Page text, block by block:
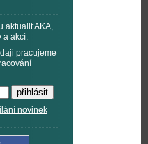
aktualit AKA,
a akcí:
pracujeme
novinek